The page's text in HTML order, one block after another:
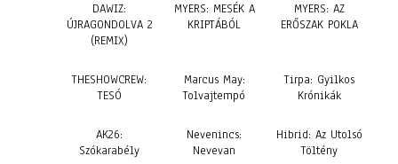
DAWIZ:
ÚJRAGONDOLVA 2
(REMIX)
MYERS: MESÉK A
KRIPTÁBÓL
MYERS: AZ
ERŐSZAK POKLA
THESHOWCREW:
TESÓ
Marcus May:
Tolvajtempó
Tirpa: Gyilkos
Krónikák
AK26:
Szókarabély
Nevenincs:
Nevevan
Hibrid: Az Utolsó
Töltény